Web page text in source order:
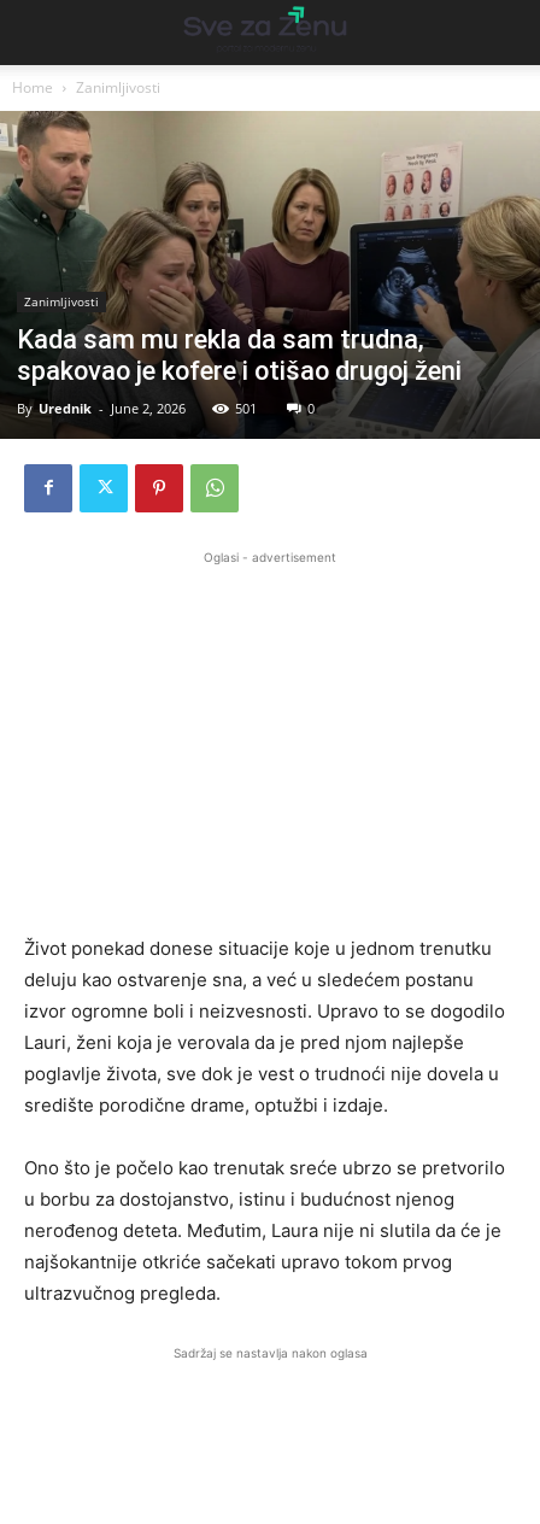
Home Zanimljivosti
Zanimljivosti
Kada sam mu rekla da sam trudna,
spakovao je kofere i otišao drugoj ženi
By Urednik - June 2, 2026 501 0
Oglasi - advertisement
Život ponekad donese situacije koje u jednom trenutku
deluju kao ostvarenje sna, a već u sledećem postanu
izvor ogromne boli i neizvesnosti. Upravo to se dogodilo
Lauri, ženi koja je verovala da je pred njom najlepše
poglavlje života, sve dok je vest o trudnoći nije dovela u
središte porodične drame, optužbi i izdaje.
Ono što je počelo kao trenutak sreće ubrzo se pretvorilo
u borbu za dostojanstvo, istinu i budućnost njenog
nerođenog deteta. Međutim, Laura nije ni slutila da će je
najšokantnije otkriće sačekati upravo tokom prvog
ultrazvučnog pregleda.
Sadržaj se nastavlja nakon oglasa